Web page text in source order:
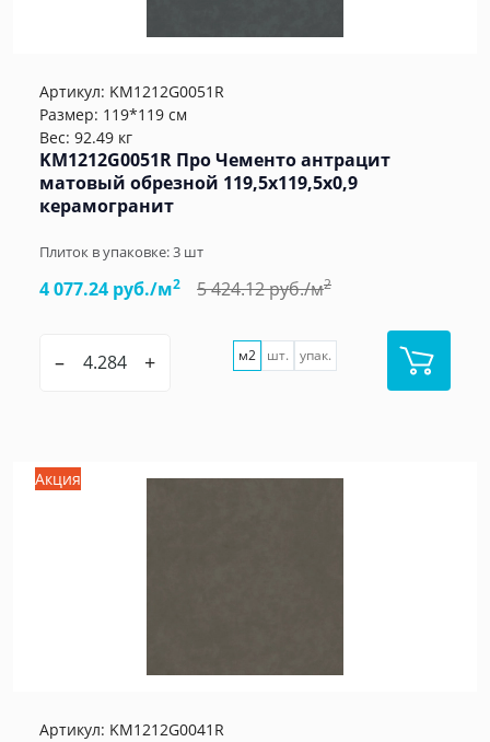
Артикул: KM1212G0051R
Размер: 119*119 см
Вес: 92.49 кг
KM1212G0051R Про Чементо антрацит
матовый обрезной 119,5x119,5x0,9
керамогранит
Плиток в упаковке:3 шт
4 077.24 руб./м2 5 424.12 руб./м2
– + м2 шт. упак.
Акция
Артикул: KM1212G0041R